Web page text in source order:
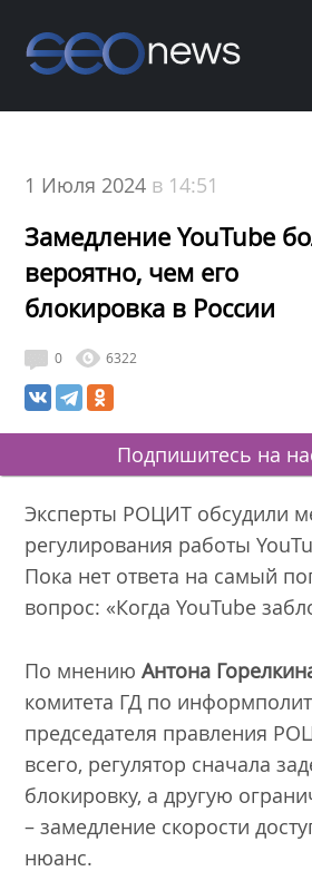
1 Июля 2024 в 14:51
Замедление YouTube
вероятно, чем его
блокировка в России
0 6322
Подпишитесь на
Эксперты РОЦИТ обсудили
регулирования работы
Пока нет ответа на самый
вопрос: «Когда YouTube
По мнениюАнтона
комитета ГД по
председателя правления
всего, регулятор сначала
блокировку, а другую
– замедление скорости
нюанс.